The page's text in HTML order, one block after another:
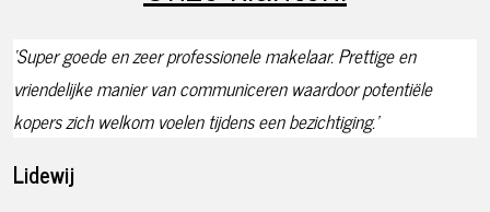
‘Super goede en zeer professionele makelaar. Prettige en
vriendelijke manier van communiceren waardoor potentiële
kopers zich welkom voelen tijdens een bezichtiging.’
Lidewij